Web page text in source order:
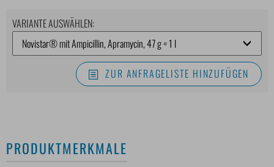
VARIANTE AUSWÄHLEN:
ZUR ANFRAGELISTE HINZUFÜGEN
PRODUKTMERKMALE